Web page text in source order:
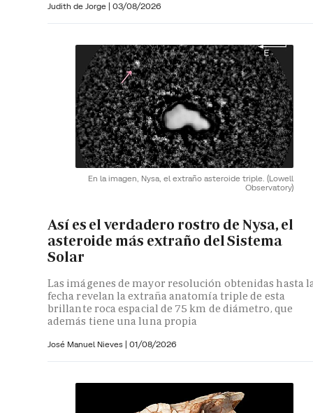
Judith de Jorge | 03/08/2026
En la imagen, Nysa, el extraño asteroide triple. (Lowell
Observatory)
Así es el verdadero rostro de Nysa, el
asteroide más extraño del Sistema
Solar
Las imágenes de mayor resolución obtenidas hasta
fecha revelan la extraña anatomía triple de esta
brillante roca espacial de 75 km de diámetro, que
además tiene una luna propia
José Manuel Nieves | 01/08/2026